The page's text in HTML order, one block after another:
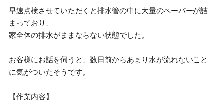
早速点検させていただくと排水管の中に大量のペーパーが詰
まっており、
家全体の排水がままならない状態でした。
お客様にお話を伺うと、数日前からあまり水が流れないこと
に気がついたそうです。
【作業内容】